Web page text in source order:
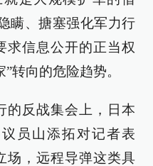
瞒、搪塞强化军力行
求信息公开的正当权
转向的危险趋势。
的反战集会上，日本
员山添拓对记者表
场，远程导弹这类具